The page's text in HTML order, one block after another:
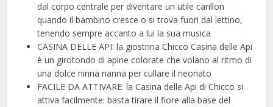
dal corpo centrale per diventare un utile carillon
quando il bambino cresce o si trova fuori dal lettino,
tenendo sempre accanto a lui la sua musica
CASINA DELLE API: la giostrina Chicco Casina delle Api
è un girotondo di apine colorate che volano al ritmo di
una dolce ninna nanna per cullare il neonato
FACILE DA ATTIVARE: la Casina delle Api di Chicco si
attiva facilmente: basta tirare il fiore alla base del